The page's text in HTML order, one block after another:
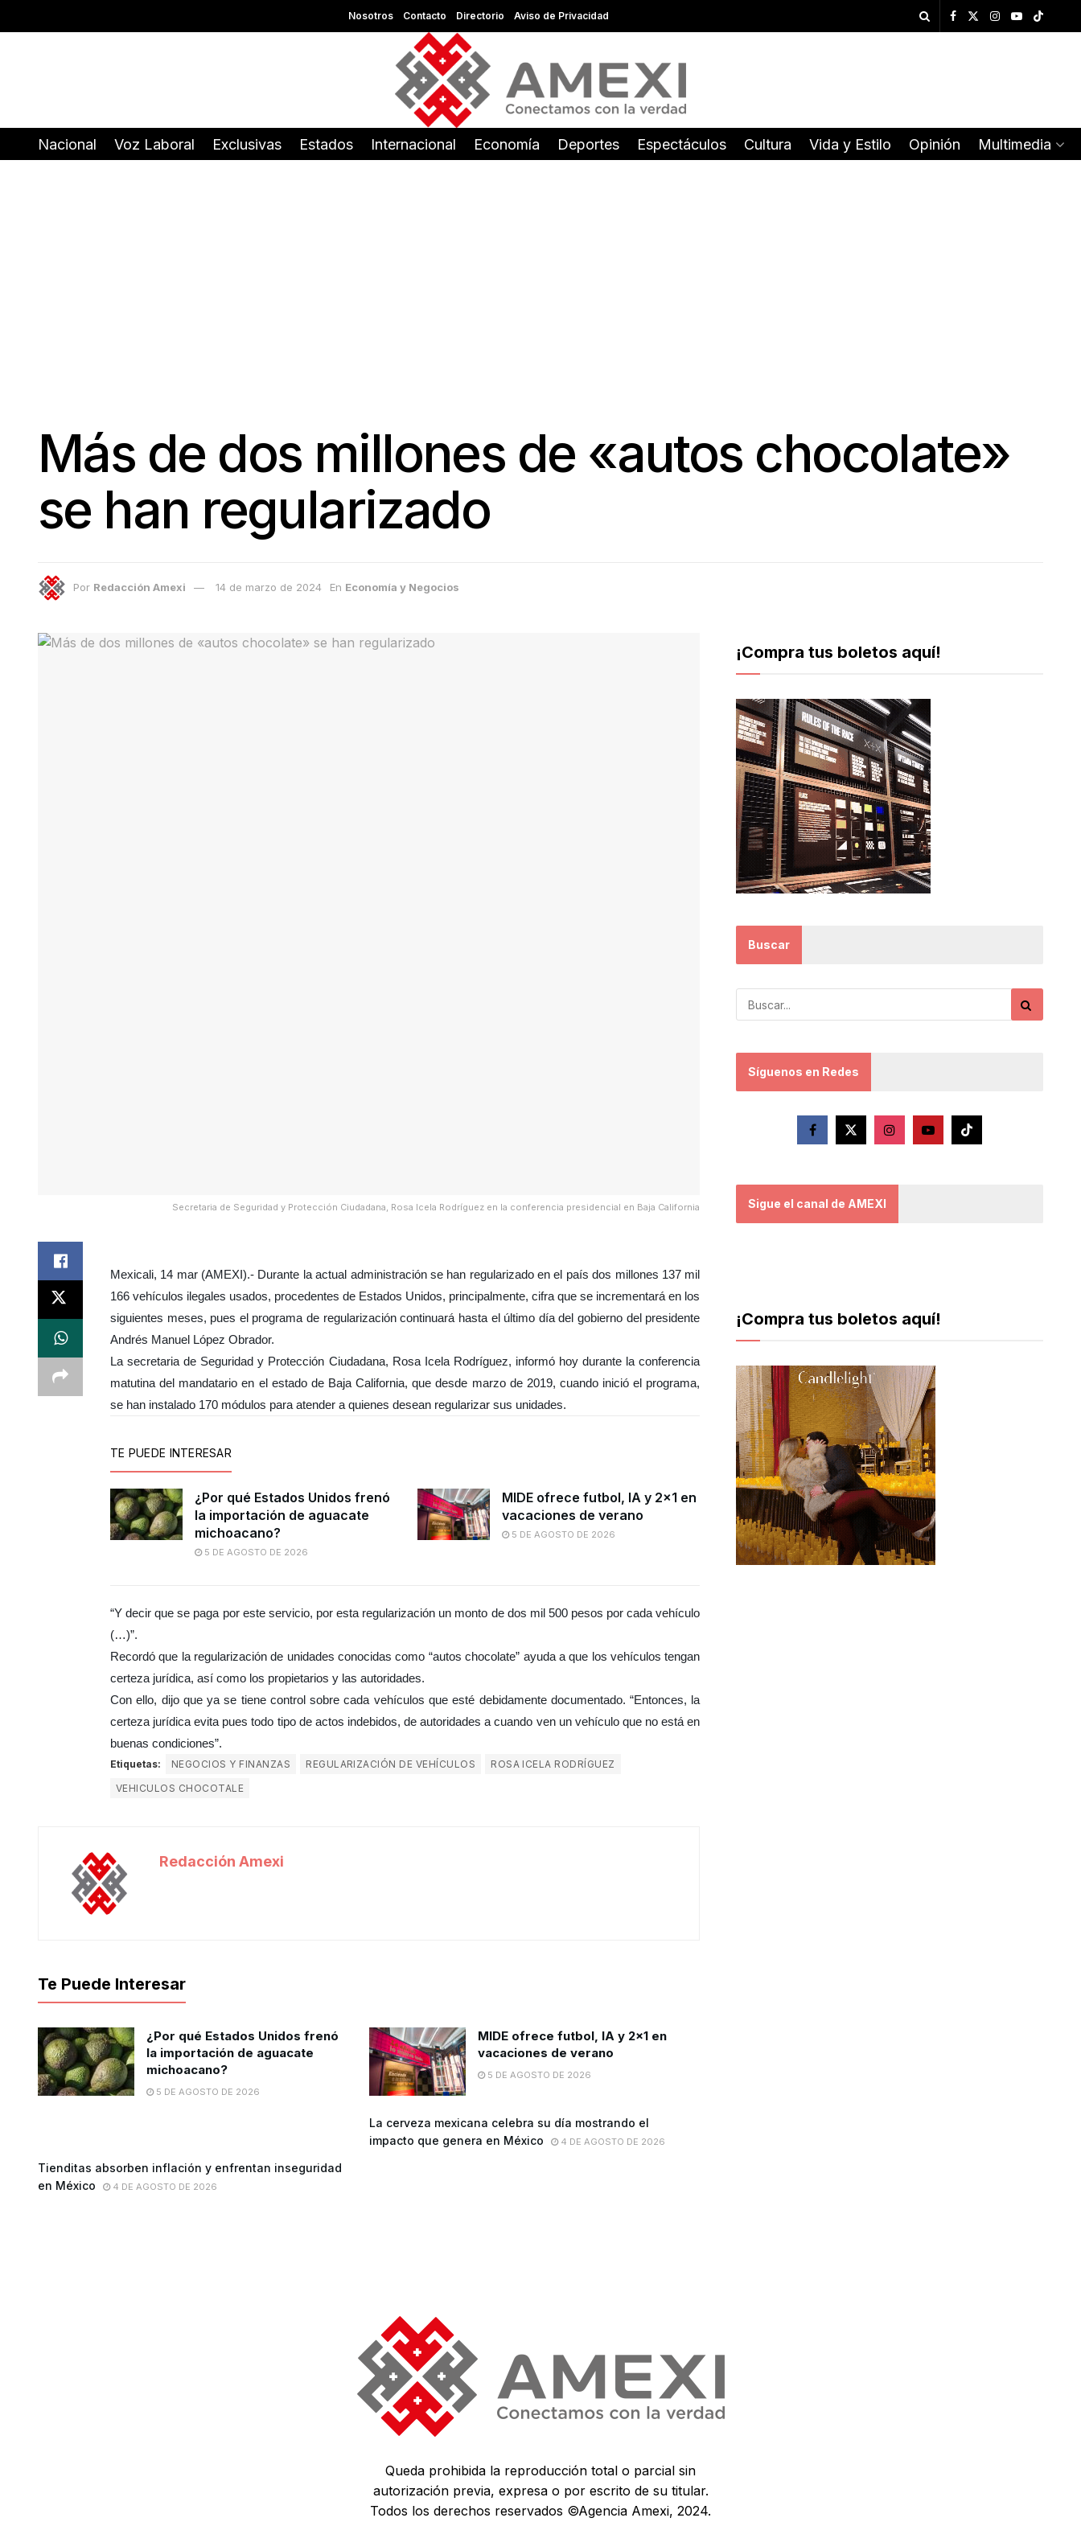
Nosotros Contacto Directorio Aviso de Privacidad
Nacional Voz Laboral Exclusivas Estados Internacional Economía Deportes Espectáculos Cultura Vida y Estilo Opinión Multimedia
Más de dos millones de «autos chocolate»
se han regularizado
Por Redacción Amexi 14 de marzo de 2024 En Economía y Negocios
Secretaria de Seguridad y Protección Ciudadana, Rosa Icela Rodríguez en la conferencia presidencial en Baja California
Mexicali, 14 mar (AMEXI).- Durante la actual administración se han regularizado en el país dos millones 137 mil
166 vehículos ilegales usados, procedentes de Estados Unidos, principalmente, cifra que se incrementará en los
siguientes meses, pues el programa de regularización continuará hasta el último día del gobierno del presidente
Andrés Manuel López Obrador.
La secretaria de Seguridad y Protección Ciudadana, Rosa Icela Rodríguez, informó hoy durante la conferencia
matutina del mandatario en el estado de Baja California, que desde marzo de 2019, cuando inició el programa,
se han instalado 170 módulos para atender a quienes desean regularizar sus unidades.
TE PUEDE INTERESAR
¿Por qué Estados Unidos frenó
la importación de aguacate
michoacano?
5 DE AGOSTO DE 2026
MIDE ofrece futbol, lA y 2×1 en
vacaciones de verano
5 DE AGOSTO DE 2026
“Y decir que se paga por este servicio, por esta regularización un monto de dos mil 500 pesos por cada vehículo
(…)”.
Recordó que la regularización de unidades conocidas como “autos chocolate” ayuda a que los vehículos tengan
certeza jurídica, así como los propietarios y las autoridades.
Con ello, dijo que ya se tiene control sobre cada vehículos que esté debidamente documentado. “Entonces, la
certeza jurídica evita pues todo tipo de actos indebidos, de autoridades a cuando ven un vehículo que no está en
buenas condiciones”.
Etiquetas: NEGOCIOS Y FINANZAS REGULARIZACIÓN DE VEHÍCULOS
ROSA ICELA RODRÍGUEZ
VEHICULOS CHOCOTALE
Redacción Amexi
Te Puede Interesar
¿Por qué Estados Unidos frenó
la importación de aguacate
michoacano?
5 DE AGOSTO DE 2026
MIDE ofrece futbol, lA y 2×1 en
vacaciones de verano
5 DE AGOSTO DE 2026
La cerveza mexicana celebra su día mostrando el
impacto que genera en México
4 DE AGOSTO DE 2026
Tienditas absorben inflación y enfrentan inseguridad
en México
4 DE AGOSTO DE 2026
¡Compra tus boletos aquí!
Buscar
Síguenos en Redes
Sigue el canal de AMEXI
¡Compra tus boletos aquí!
Queda prohibida la reproducción total o parcial sin
autorización previa, expresa o por escrito de su titular.
Todos los derechos reservados ©Agencia Amexi, 2024.